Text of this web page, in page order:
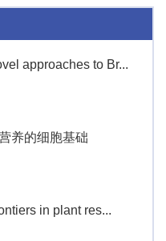
approaches to Br...
养的细胞基础
in plant res...